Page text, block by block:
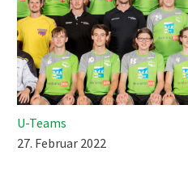
U-Teams
27. Februar 2022